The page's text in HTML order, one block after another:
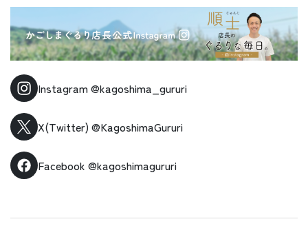
Instagram@kagoshima_gururi
X(Twitter) @KagoshimaGururi
Facebook @kagoshimagururi